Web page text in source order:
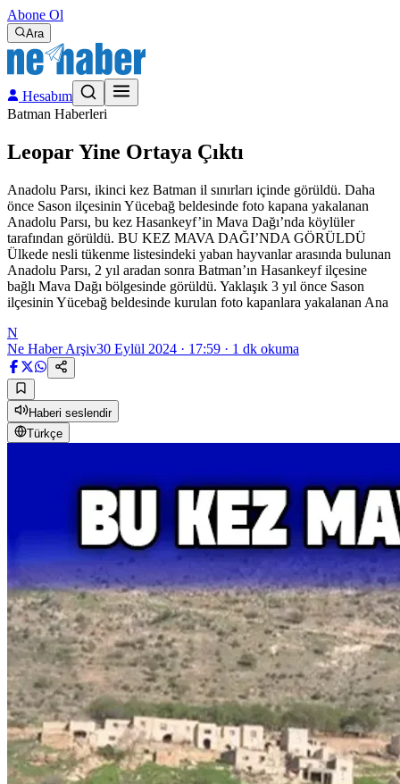
Abone Ol
Ara
Hesabım
Batman Haberleri
Leopar Yine Ortaya Çıktı
Anadolu Parsı, ikinci kez Batman il sınırları içinde görüldü. Daha
önce Sason ilçesinin Yücebağ beldesinde foto kapana yakalanan
Anadolu Parsı, bu kez Hasankeyf’in Mava Dağı’nda köylüler
tarafından görüldü. BU KEZ MAVA DAĞI’NDA GÖRÜLDÜ
Ülkede nesli tükenme listesindeki yaban hayvanlar arasında bulunan
Anadolu Parsı, 2 yıl aradan sonra Batman’ın Hasankeyf ilçesine
bağlı Mava Dağı bölgesinde görüldü. Yaklaşık 3 yıl önce Sason
ilçesinin Yücebağ beldesinde kurulan foto kapanlara yakalanan Ana
N
Ne Haber Arşiv30 Eylül 2024 · 17:59 · 1 dk okuma
Haberi seslendir
Türkçe